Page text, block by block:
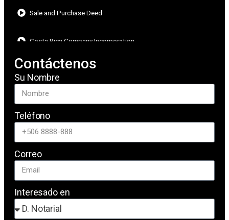
Sale and Purchase Deed
Costa Rica Company Incorporation
Title
Contáctenos
Su Nombre
Teléfono
Correo
Interesado en